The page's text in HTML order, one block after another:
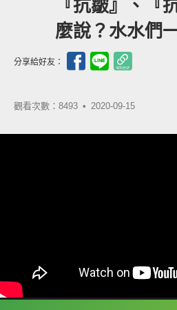
『抗皺』、『
麼說？水水們
分享給好友：
觀看次數：8493 • 2020-09-15